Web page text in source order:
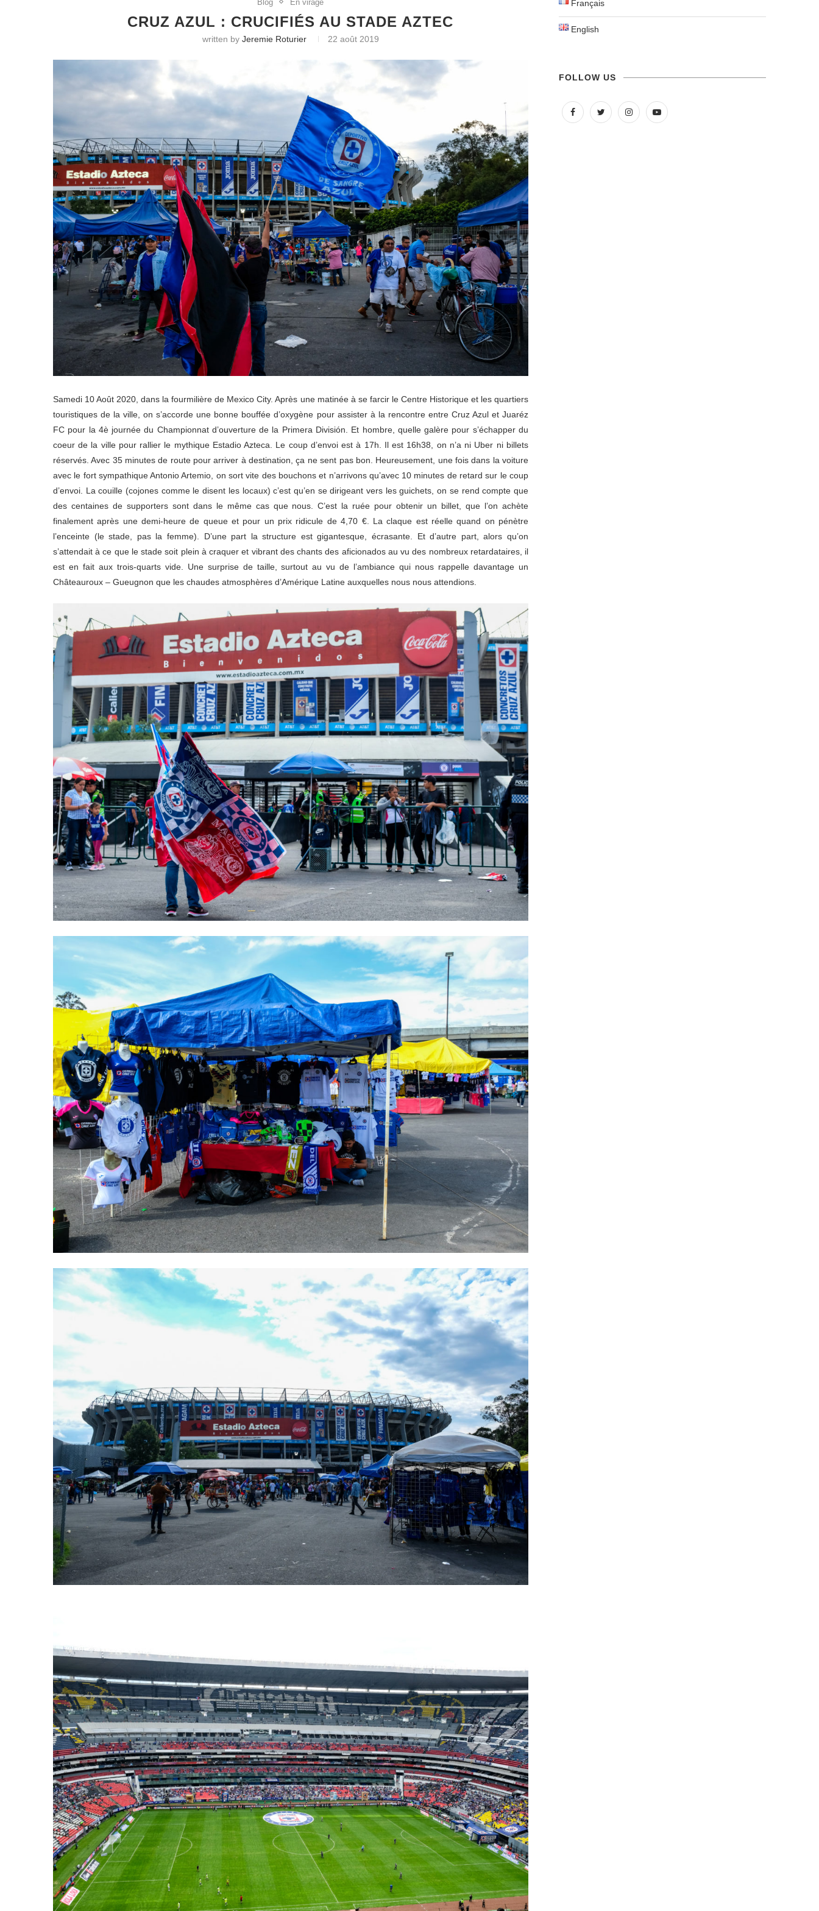
Blog En virage
CRUZ AZUL : CRUCIFIÉS AU STADE AZTEC
written by Jeremie Roturier 22 août 2019
Samedi 10 Août 2020, dans la fourmilière de Mexico City. Après une matinée à se farcir le Centre Historique et les quartiers
touristiques de la ville, on s’accorde une bonne bouffée d’oxygène pour assister à la rencontre entre Cruz Azul et Juaréz
FC pour la 4è journée du Championnat d’ouverture de la Primera División. Et hombre, quelle galère pour s’échapper du
coeur de la ville pour rallier le mythique Estadio Azteca. Le coup d’envoi est à 17h. Il est 16h38, on n’a ni Uber ni billets
réservés. Avec 35 minutes de route pour arriver à destination, ça ne sent pas bon. Heureusement, une fois dans la voiture
avec le fort sympathique Antonio Artemio, on sort vite des bouchons et n’arrivons qu’avec 10 minutes de retard sur le coup
d’envoi. La couille (cojones comme le disent les locaux) c’est qu’en se dirigeant vers les guichets, on se rend compte que
des centaines de supporters sont dans le même cas que nous. C’est la ruée pour obtenir un billet, que l’on achète
finalement après une demi-heure de queue et pour un prix ridicule de 4,70 €. La claque est réelle quand on pénètre
l’enceinte (le stade, pas la femme). D’une part la structure est gigantesque, écrasante. Et d’autre part, alors qu’on
s’attendait à ce que le stade soit plein à craquer et vibrant des chants des aficionados au vu des nombreux retardataires, il
est en fait aux trois-quarts vide. Une surprise de taille, surtout au vu de l’ambiance qui nous rappelle davantage un
Châteauroux – Gueugnon que les chaudes atmosphères d’Amérique Latine auxquelles nous nous attendions.
Français
English
FOLLOW US